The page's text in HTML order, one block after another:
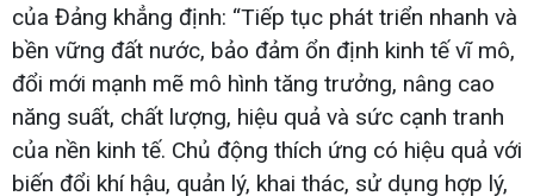
của Đảng khẳng định: “Tiếp tục phát triển nhanh và
bền vững đất nước, bảo đảm ổn định kinh tế vĩ mô,
đổi mới mạnh mẽ mô hình tăng trưởng, nâng cao
năng suất, chất lượng, hiệu quả và sức cạnh tranh
của nền kinh tế. Chủ động thích ứng có hiệu quả với
biến đổi khí hậu, quản lý, khai thác, sử dụng hợp lý,